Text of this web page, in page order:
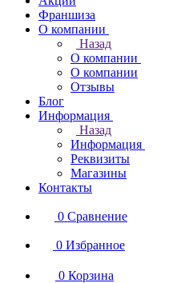
Франшиза
О компании
Назад
О компании
О компании
Отзывы
Блог
Информация
Назад
Информация
Реквизиты
Магазины
Контакты
0 Сравнение
0 Избранное
0 Корзина